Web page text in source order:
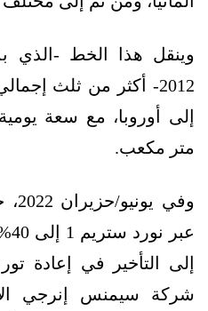
وينقل هذا الخط -الذي
2012- أكثر من ثلث
متر مكعب.
إلى التأخير في إعادة
شركة سيمنس إنرجي